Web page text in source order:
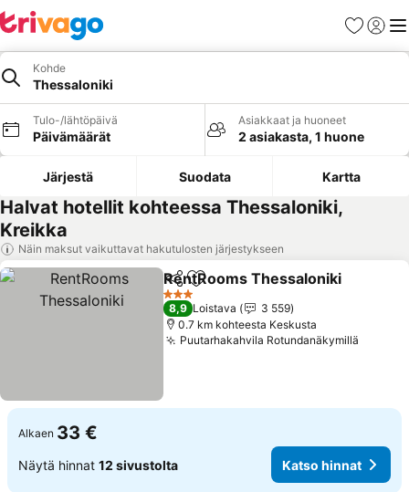
Suosikit
Kohde
Thessaloniki
Tulo-/lähtöpäivä
Päivämäärät
Asiakkaat ja huoneet
2 asiakasta, 1 huone
Järjestä Suodata Kartta
Halvat hotellit kohteessa Thessaloniki,
Kreikka
Näin maksut vaikuttavat hakutulosten järjestykseen
Jaa Lisää suosikkeihin
RentRooms Thessaloniki
3 Tähtiluokitus
8,9 Loistava
3 559
0.7 km kohteesta Keskusta
Puutarhakahvila Rotundanäkymillä
Alkaen 33 €
Näytä hinnat 12 sivustolta Katso hinnat